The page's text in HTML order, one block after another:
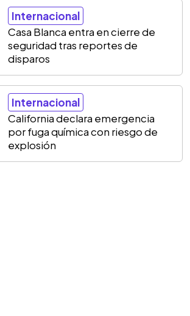
Internacional
Casa Blanca entra en cierre de
seguridad tras reportes de
disparos
Internacional
California declara emergencia
por fuga química con riesgo de
explosión